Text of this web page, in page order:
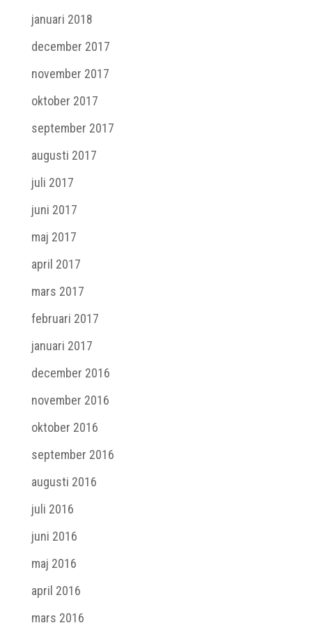
januari 2018
december 2017
november 2017
oktober 2017
september 2017
augusti 2017
juli 2017
juni 2017
maj 2017
april 2017
mars 2017
februari 2017
januari 2017
december 2016
november 2016
oktober 2016
september 2016
augusti 2016
juli 2016
juni 2016
maj 2016
april 2016
mars 2016